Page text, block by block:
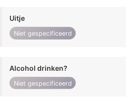
Uitje
Niet gespecificeerd
Alcohol drinken?
Niet gespecificeerd